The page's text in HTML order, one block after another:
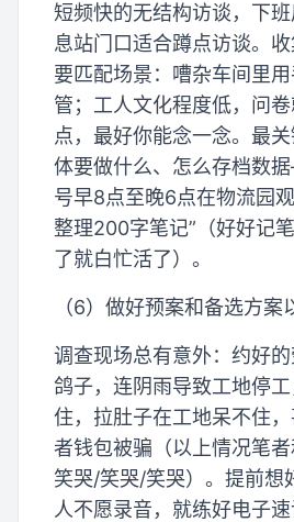
短频快的无结构访谈，下
息站门口适合蹲点访谈。
要匹配场景：嘈杂车间里
管；工人文化程度低，问
点，最好你能念一念。最
体要做什么、怎么存档数
号早8点至晚6点在物流园
整理200字笔记”（好好记
了就白忙活了）。
（6）做好预案和备选方案
调查现场总有意外：约好
鸽子，连阴雨导致工地停
住，拉肚子在工地呆不住
者钱包被骗（以上情况笔
笑哭/笑哭/笑哭）。提前想
人不愿录音，就练好电子